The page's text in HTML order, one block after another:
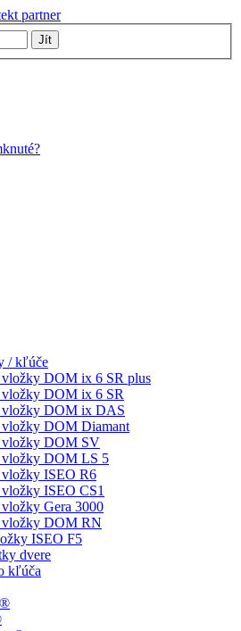
partner
Jít
/ kľúče
vložky DOM ix 6 SR plus
vložky DOM ix 6 SR
vložky DOM ix DAS
vložky DOM Diamant
vložky DOM SV
vložky DOM LS 5
vložky ISEO R6
ISEO CS1
Gera 3000
vložky DOM RN
ISEO F5
dvere
kľúča